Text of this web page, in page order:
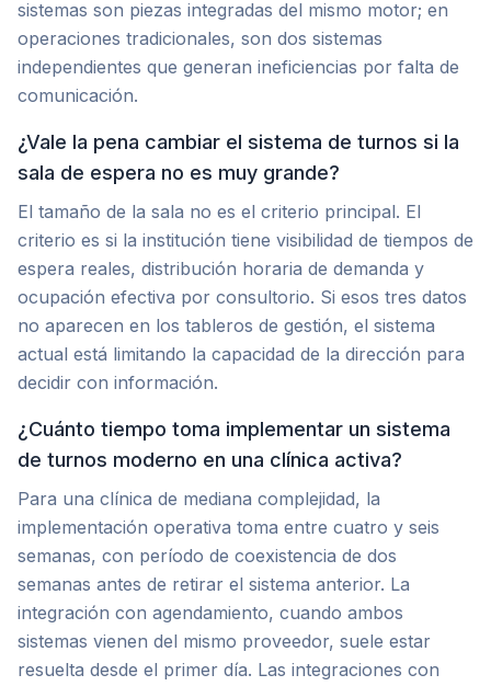
sistemas son piezas integradas del mismo motor; en
operaciones tradicionales, son dos sistemas
independientes que generan ineficiencias por falta de
comunicación.
¿Vale la pena cambiar el sistema de turnos si la
sala de espera no es muy grande?
El tamaño de la sala no es el criterio principal. El
criterio es si la institución tiene visibilidad de tiempos de
espera reales, distribución horaria de demanda y
ocupación efectiva por consultorio. Si esos tres datos
no aparecen en los tableros de gestión, el sistema
actual está limitando la capacidad de la dirección para
decidir con información.
¿Cuánto tiempo toma implementar un sistema
de turnos moderno en una clínica activa?
Para una clínica de mediana complejidad, la
implementación operativa toma entre cuatro y seis
semanas, con período de coexistencia de dos
semanas antes de retirar el sistema anterior. La
integración con agendamiento, cuando ambos
sistemas vienen del mismo proveedor, suele estar
resuelta desde el primer día. Las integraciones con